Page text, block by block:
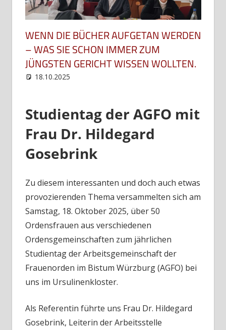
WENN DIE BÜCHER AUFGETAN WERDEN
– WAS SIE SCHON IMMER ZUM
JÜNGSTEN GERICHT WISSEN WOLLTEN.
18.10.2025
Studientag der AGFO mit
Frau Dr. Hildegard
Gosebrink
Zu diesem interessanten und doch auch etwas
provozierenden Thema versammelten sich am
Samstag, 18. Oktober 2025, über 50
Ordensfrauen aus verschiedenen
Ordensgemeinschaften zum jährlichen
Studientag der Arbeitsgemeinschaft der
Frauenorden im Bistum Würzburg (AGFO) bei
uns im Ursulinenkloster.
Als Referentin führte uns Frau Dr. Hildegard
Gosebrink, Leiterin der Arbeitsstelle